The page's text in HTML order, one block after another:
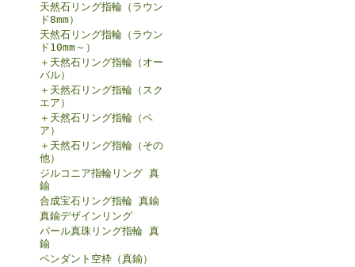
天然石リング指輪（ラウン
ド8mm）
天然石リング指輪（ラウン
ド10mm～）
＋天然石リング指輪（オー
バル）
＋天然石リング指輪（スク
エア）
＋天然石リング指輪（ペ
ア）
＋天然石リング指輪（その
他）
ジルコニア指輪リング 真
鍮
合成宝石リング指輪 真鍮
真鍮デザインリング
パール真珠リング指輪 真
鍮
ペンダント空枠（真鍮）